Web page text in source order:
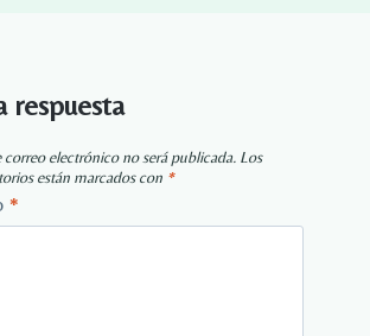
respuesta
correo electrónico no será publicada. Los
están marcados con *
*